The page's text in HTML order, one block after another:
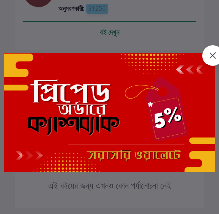
অনুসরণকারী: 31256
বই দেখুন
পর্যালোচনা ও রেটিং
0 মোট 5.0 -এ (0 পর্যালোচনা)
বই-এ রেটিং দিন
এই বইয়ের জন্য এখনও কোন পর্যালোচনা নেই